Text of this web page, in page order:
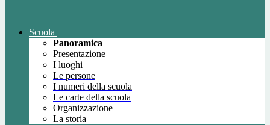
Scuola
Panoramica
Presentazione
I luoghi
Le persone
I numeri della scuola
Le carte della scuola
Organizzazione
La storia